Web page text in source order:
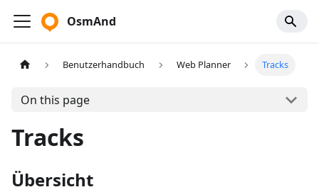
OsmAnd
Benutzerhandbuch Web Planner Tracks
On this page
Tracks
Übersicht